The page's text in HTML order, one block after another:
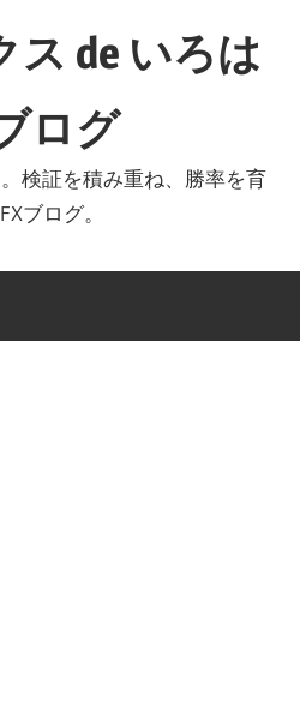
ス de いろは
ログ
検証を積み重ね、勝率を育
ブログ。